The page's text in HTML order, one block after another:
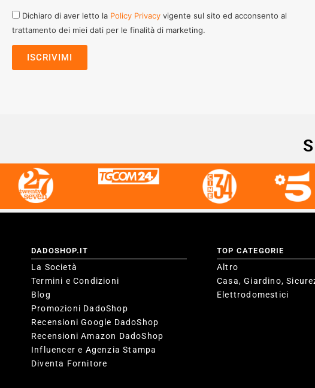
Dichiaro di aver letto la Policy Privacy vigente sul sito ed acconsento al
trattamento dei miei dati per le finalità di marketing.
DADOSHOP.IT
La Società
Termini e Condizioni
Blog
Promozioni DadoShop
Recensioni Google DadoShop
Recensioni Amazon DadoShop
Influencer e Agenzia Stampa
Diventa Fornitore
TOP CATEGORIE
Altro
Casa, Giardino,
Elettrodomestici